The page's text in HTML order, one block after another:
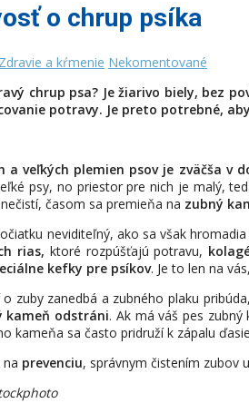
o chrup psíka
Zdravie a kŕmenie Nekomentované
chrup psa? Je žiarivo biely, bez
potravy. Je preto potrebné,
a veľkých plemien psov je zväčša v
psy, no priestor pre nich je malý,
časom sa premieňa na zubný
neviditeľný, ako sa však
rias, ktoré rozpúšťajú potravu,
kefky pre psíkov. Je to len na
zuby zanedbá a zubného plaku
kameň odstráni. Ak má váš pes
kameňa sa často pridruží k zápalu
prevenciu, správnym čistením zubov